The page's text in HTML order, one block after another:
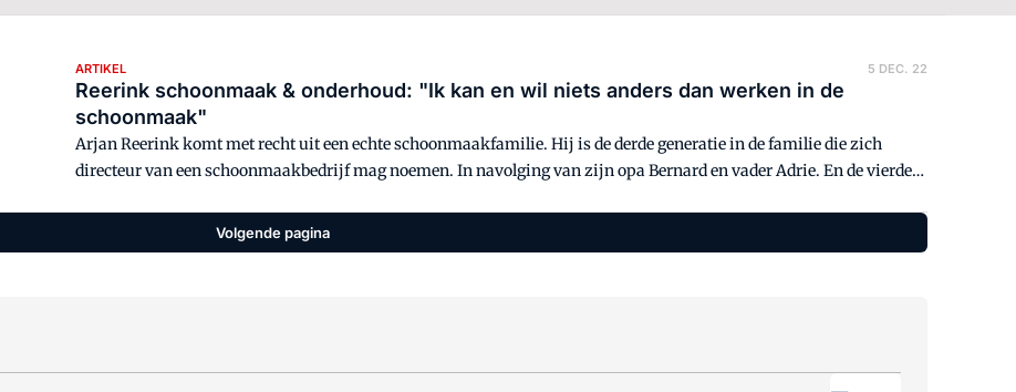
ARTIKEL 5 DEC. 22
Reerink schoonmaak & onderhoud: "Ik kan en wil niets anders dan werken in de
schoonmaak"
Arjan Reerink komt met recht uit een echte schoonmaakfamilie. Hij is de derde generatie in de familie die zich
directeur van een schoonmaakbedrijf mag noemen. In navolging van zijn opa Bernard en vader Adrie. En de vierde
zou mooi zijn als één van hen mijn opvolger wordt."
Volgende pagina